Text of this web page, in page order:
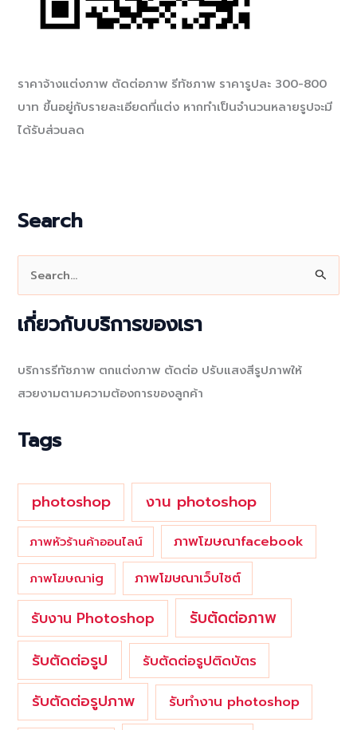
ราคาจ้างแต่งภาพ ตัดต่อภาพ รีทัชภาพ ราคารูปละ 300-800
บาท ขึ้นอยู่กับรายละเอียดที่แต่ง หากทำเป็นจำนวนหลายรูปจะมี
ได้รับส่วนลด
Search
r
เกี่ยวกับบริการของเรา
บริการรีทัชภาพ ตกแต่งภาพ ตัดต่อ ปรับแสงสีรูปภาพให้
สวยงามตามความต้องการของลูกค้า
Tags
photoshop งาน photoshop
ภาพหัวร้านค้าออนไลน์ ภาพโฆษณาfacebook
ภาพโฆษณาig ภาพโฆษณาเว็บไซต์
รับงาน Photoshop
รับตัดต่อภาพ
รับตัดต่อรูป
รับตัดต่อรูปติดบัตร
รับตัดต่อรูปภาพ รับทำงาน photoshop